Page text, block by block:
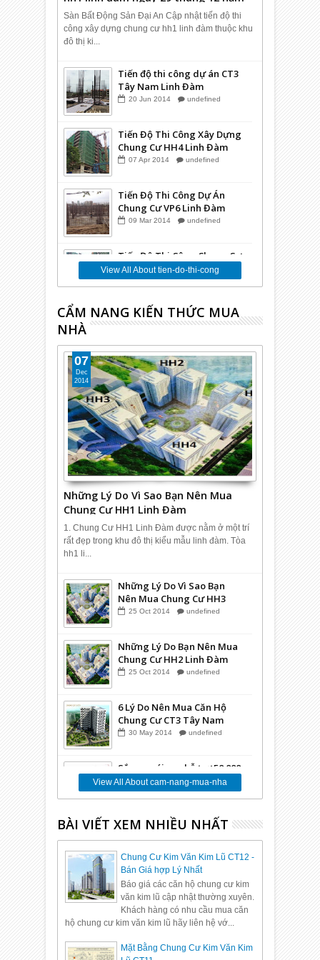
2014.
Sàn Bất Động Sản Đại An Cập nhật tiến độ thi
công xây dựng chung cư hh1 linh đàm thuộc khu
đô thị ki...
Tiến độ thi công dự án CT3
Tây Nam Linh Đàm
20 Jun 2014 undefined
Tiến Độ Thi Công Xây Dựng
Chung Cư HH4 Linh Đàm
07 Apr 2014 undefined
Tiến Độ Thi Công Dự Án
Chung Cư VP6 Linh Đàm
09 Mar 2014 undefined
Tiến Độ Thi Công Chung Cư
Kim Văn Kim Lũ CT12C
09 Nov 2013 undefined
Tiến Độ Thi Công Chung Cư
Kim Văn Kim Lũ CT12A
View All About tien-do-thi-cong
CẨM NANG KIẾN THỨC MUA
NHÀ
Những Lý Do Vì Sao Bạn Nên Mua
Chung Cư HH1 Linh Đàm
07
Dec
2014
1. Chung Cư HH1 Linh Đàm được nằm ở một trí
rất đẹp trong khu đô thị kiểu mẫu linh đàm. Tòa
hh1 li...
Những Lý Do Vì Sao Bạn
Nên Mua Chung Cư HH3
Linh Đàm
25 Oct 2014 undefined
Những Lý Do Bạn Nên Mua
Chung Cư HH2 Linh Đàm
25 Oct 2014 undefined
6 Lý Do Nên Mua Căn Hộ
Chung Cư CT3 Tây Nam
Linh Đàm
30 May 2014 undefined
Sắp ra gói vay hỗ trợ 50.000
tỷ cho Bất Động Sản
24 Mar 2014 undefined
Những Lý Do Vì Sao Bạn
Nên Mua Căn Hộ Tại Dự án
Chung Cư VP6 Linh Đàm
12 Mar 2014 undefined
View All About cam-nang-mua-nha
BÀI VIẾT XEM NHIỀU NHẤT
Chung Cư Kim Văn Kim Lũ CT12 -
Bán Giá hợp Lý Nhất
Báo giá các căn hộ chung cư kim
văn kim lũ cập nhật thường xuyên.
Khách hàng có nhu cầu mua căn
hộ chung cư kim văn kim lũ hãy liên hệ vớ...
Mặt Bằng Chung Cư Kim Văn Kim